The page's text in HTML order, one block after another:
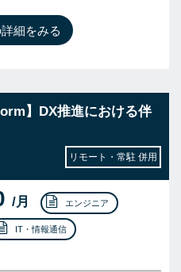
細をみる
】DX推進における伴
リモート・常駐 併用
/月 エンジニア
IT・情報通信